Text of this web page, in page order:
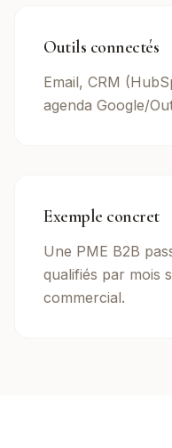
Outils connectés
Email, CRM
agenda Google/
Exemple concret
Une PME B2B
qualifiés par mois
commercial.